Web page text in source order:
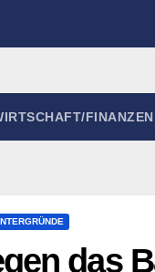
FINANZEN
das